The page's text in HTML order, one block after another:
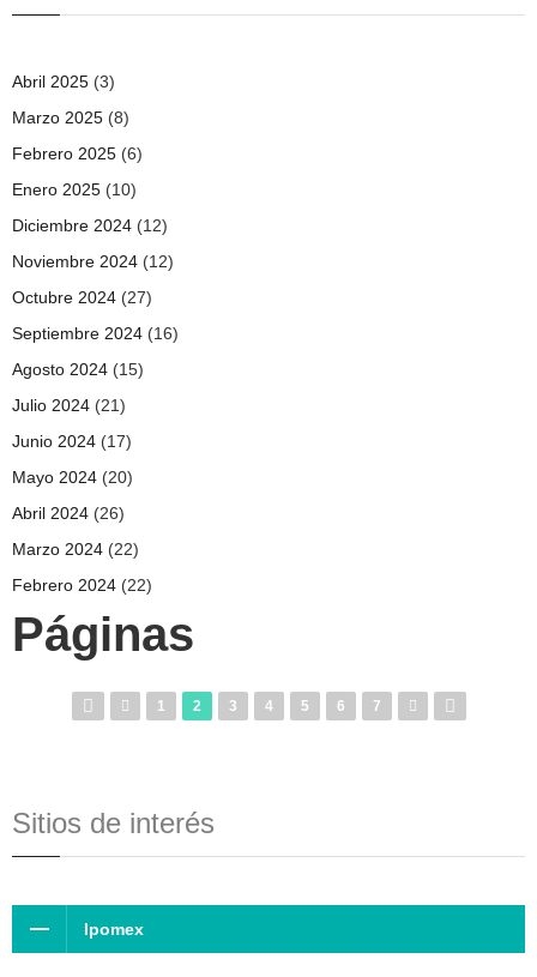
Abril 2025 (3)
Marzo 2025 (8)
Febrero 2025 (6)
Enero 2025 (10)
Diciembre 2024 (12)
Noviembre 2024 (12)
Octubre 2024 (27)
Septiembre 2024 (16)
Agosto 2024 (15)
Julio 2024 (21)
Junio 2024 (17)
Mayo 2024 (20)
Abril 2024 (26)
Marzo 2024 (22)
Febrero 2024 (22)
Páginas
1 2 3 4 5 6 7
Sitios de interés
Ipomex